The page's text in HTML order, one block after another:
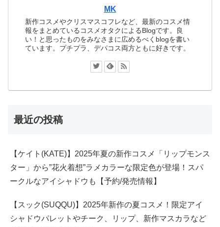
MK
新作コスメやクリスマスコフレなど、最新のコスメ情
報をまとめているコスメオタクによるBlogです。良
い！と思ったものをみなさまに広めるべくblogを書い
ています。プチプラ、デパコス両方ともに好きです。
最近の投稿
【ケイト(KATE)】2025年夏の新作コスメ「リップモンス
ター」から”花火着想”ラメカラーな限定色が登場！スパ
ークルなアイシャドウも【予約/発売情報】
【スック(SUQQU)】2025年新作の夏コスメ！限定アイ
シャドウパレットやチーク、リップ、新作マスカラなど